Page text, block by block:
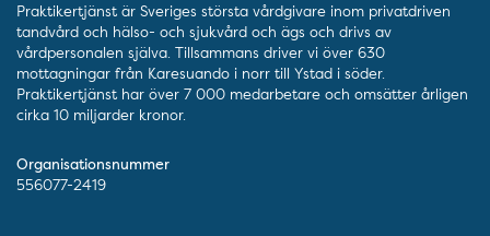
Praktikertjänst är Sveriges största vårdgivare inom privatdriven
tandvård och hälso- och sjukvård och ägs och drivs av
vårdpersonalen själva. Tillsammans driver vi över 630
mottagningar från Karesuando i norr till Ystad i söder.
Praktikertjänst har över 7 000 medarbetare och omsätter årligen
cirka 10 miljarder kronor.
Organisationsnummer
556077-2419